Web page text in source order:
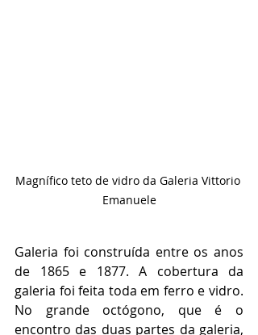
Magnífico teto de vidro da Galeria Vittorio
Emanuele
Galeria foi construída entre os anos
de 1865 e 1877. A cobertura da
galeria foi feita toda em ferro e vidro.
No grande octógono, que é o
encontro das duas partes da galeria,